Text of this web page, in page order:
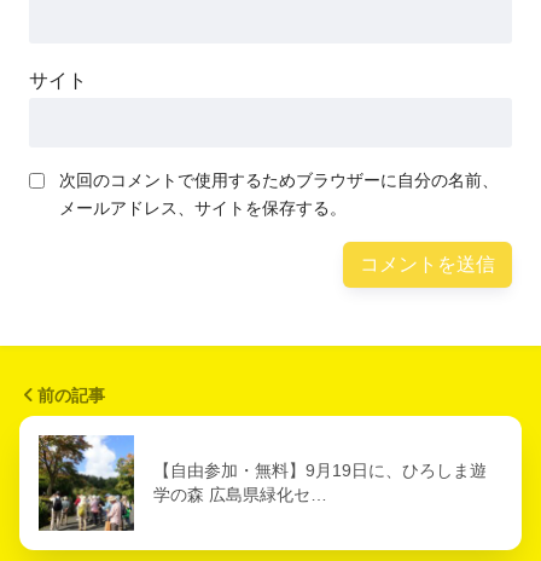
サイト
次回のコメントで使用するためブラウザーに自分の名前、
メールアドレス、サイトを保存する。
前の記事
【自由参加・無料】9月19日に、ひろしま遊
学の森 広島県緑化セ…